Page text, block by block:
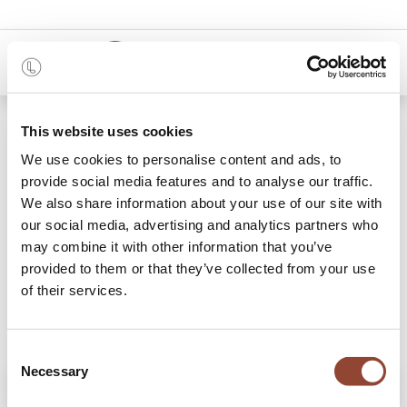
This website uses cookies
We use cookies to personalise content and ads, to
provide social media features and to analyse our traffic.
We also share information about your use of our site with
our social media, advertising and analytics partners who
may combine it with other information that you’ve
provided to them or that they’ve collected from your use
of their services.
Selection
Necessary
0